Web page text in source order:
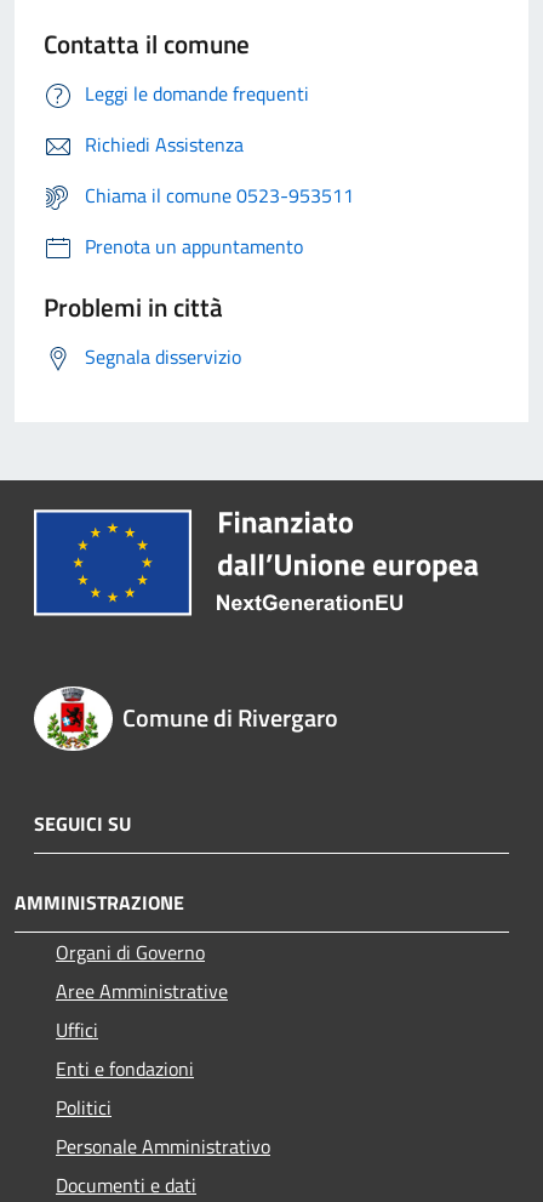
Contatta il comune
Leggi le domande frequenti
Richiedi Assistenza
Chiama il comune 0523-953511
Prenota un appuntamento
Problemi in città
Segnala disservizio
Comune di Rivergaro
SEGUICI SU
AMMINISTRAZIONE
Organi di Governo
Aree Amministrative
Uffici
Enti e fondazioni
Politici
Personale Amministrativo
Documenti e dati